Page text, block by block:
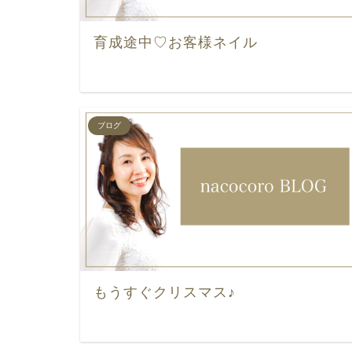
育成途中♡お客様ネイル
ブログ
もうすぐクリスマス♪